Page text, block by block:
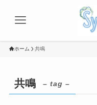
ホーム 共鳴
共鳴 – tag –